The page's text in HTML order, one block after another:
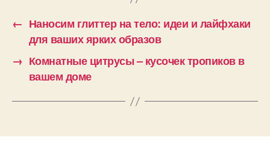
← Наносим глиттер на тело: идеи и лайфхаки
для ваших ярких образов
→ Комнатные цитрусы – кусочек тропиков в
вашем доме